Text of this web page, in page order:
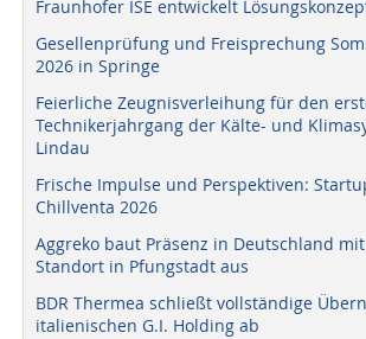
Fraunhofer ISE entwickelt
Gesellenprüfung und Freisprechung
2026 in Springe
Feierliche Zeugnisverleihung für den
Technikerjahrgang der Kälte- und
Lindau
Frische Impulse und Perspektiven:
Chillventa 2026
Aggreko baut Präsenz in Deutschland
Standort in Pfungstadt aus
BDR Thermea schließt vollständige
italienischen G.I. Holding ab